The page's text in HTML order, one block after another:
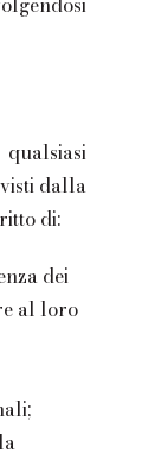
dalla
di:
dei
al loro